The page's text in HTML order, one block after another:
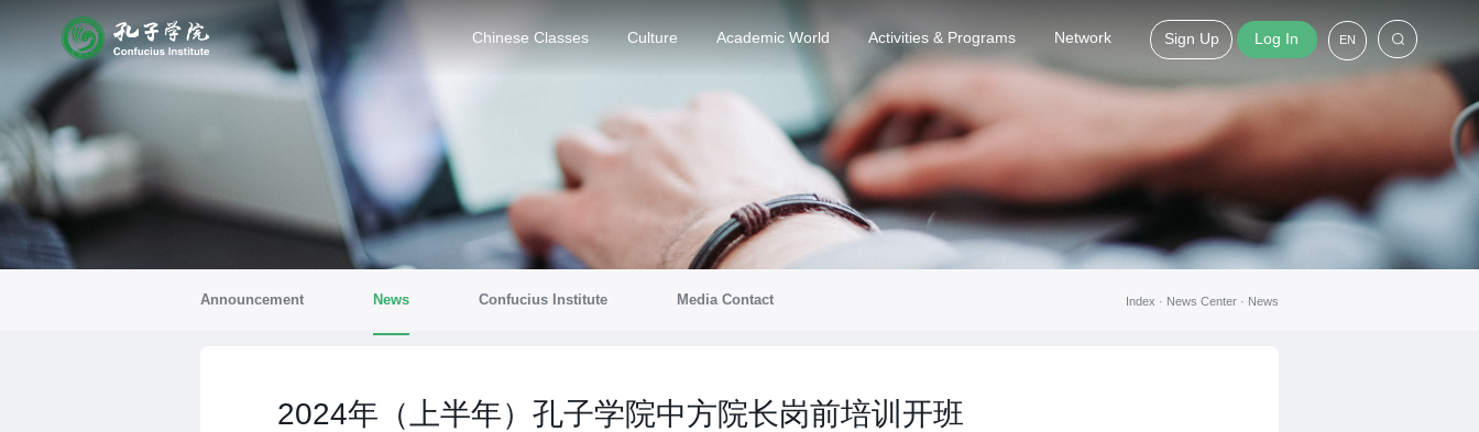
Chinese Classes Culture Academic World Activities & Programs Network Sign Up Log In EN
Announcement News Confucius Institute Media Contact Index · News Center · News
2024年（上半年）孔子学院中方院长岗前培训开班